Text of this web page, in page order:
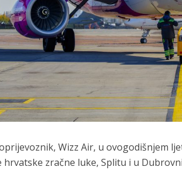
Wizz Air, u ovogodišnjem
hrvatske zračne luke, Splitu i u